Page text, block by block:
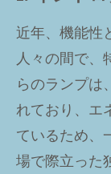
近年、機能性
人々の間で、
らのランプは
れており、エ
ているため、
場で際立った